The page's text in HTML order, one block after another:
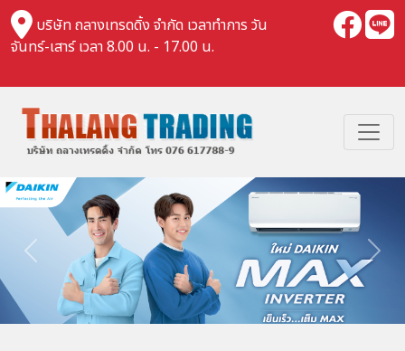
บริษัท ถลางเทรดดิ้ง จำกัด เวลาทำการ วัน
จันทร์-เสาร์ เวลา 8.00 น. - 17.00 น.
Previous Next